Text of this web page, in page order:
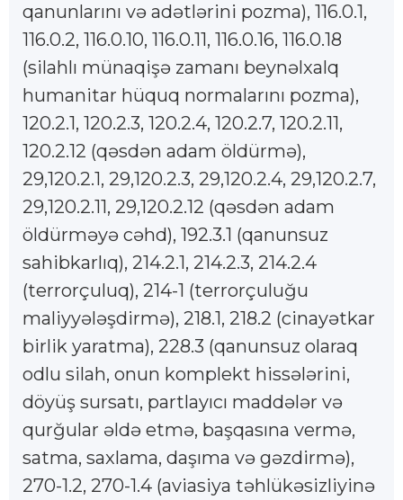
qanunlarını və adətlərini pozma), 116.0.1,
116.0.2, 116.0.10, 116.0.11, 116.0.16, 116.0.18
(silahlı münaqişə zamanı beynəlxalq
humanitar hüquq normalarını pozma),
120.2.1, 120.2.3, 120.2.4, 120.2.7, 120.2.11,
120.2.12 (qəsdən adam öldürmə),
29,120.2.1, 29,120.2.3, 29,120.2.4, 29,120.2.7,
29,120.2.11, 29,120.2.12 (qəsdən adam
öldürməyə cəhd), 192.3.1 (qanunsuz
sahibkarlıq), 214.2.1, 214.2.3, 214.2.4
(terrorçuluq), 214-1 (terrorçuluğu
maliyyələşdirmə), 218.1, 218.2 (cinayətkar
birlik yaratma), 228.3 (qanunsuz olaraq
odlu silah, onun komplekt hissələrini,
döyüş sursatı, partlayıcı maddələr və
qurğular əldə etmə, başqasına vermə,
satma, saxlama, daşıma və gəzdirmə),
270-1.2, 270-1.4 (aviasiya təhlükəsizliyinə